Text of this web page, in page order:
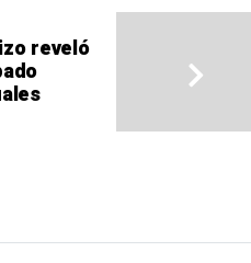
reveló